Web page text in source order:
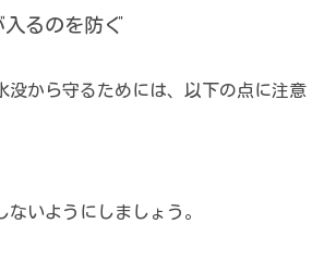
入るのを防ぐ
没から守るためには、以下の点に注意
ないようにしましょう。